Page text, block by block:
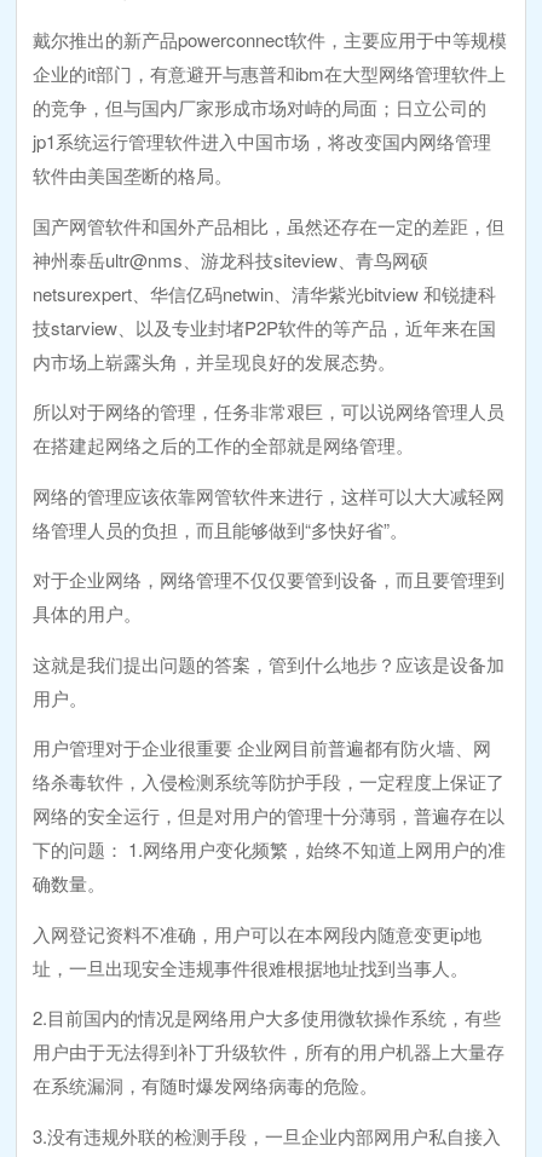
戴尔推出的新产品powerconnect软件，主要应用于中等规模
企业的it部门，有意避开与惠普和ibm在大型网络管理软件上
的竞争，但与国内厂家形成市场对峙的局面；日立公司的
jp1系统运行管理软件进入中国市场，将改变国内网络管理
软件由美国垄断的格局。
国产网管软件和国外产品相比，虽然还存在一定的差距，但
神州泰岳ultr@nms、游龙科技siteview、青鸟网硕
netsurexpert、华信亿码netwin、清华紫光bitview 和锐捷科
技starview、以及专业封堵P2P软件的等产品，近年来在国
内市场上崭露头角，并呈现良好的发展态势。
所以对于网络的管理，任务非常艰巨，可以说网络管理人员
在搭建起网络之后的工作的全部就是网络管理。
网络的管理应该依靠网管软件来进行，这样可以大大减轻网
络管理人员的负担，而且能够做到“多快好省”。
对于企业网络，网络管理不仅仅要管到设备，而且要管理到
具体的用户。
这就是我们提出问题的答案，管到什么地步？应该是设备加
用户。
用户管理对于企业很重要 企业网目前普遍都有防火墙、网
络杀毒软件，入侵检测系统等防护手段，一定程度上保证了
网络的安全运行，但是对用户的管理十分薄弱，普遍存在以
下的问题： 1.网络用户变化频繁，始终不知道上网用户的准
确数量。
入网登记资料不准确，用户可以在本网段内随意变更ip地
址，一旦出现安全违规事件很难根据地址找到当事人。
2.目前国内的情况是网络用户大多使用微软操作系统，有些
用户由于无法得到补丁升级软件，所有的用户机器上大量存
在系统漏洞，有随时爆发网络病毒的危险。
3.没有违规外联的检测手段，一旦企业内部网用户私自接入